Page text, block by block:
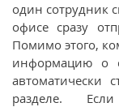
один сотрудник
офисе сразу
Помимо этого,
информацию о
автоматически
разделе.